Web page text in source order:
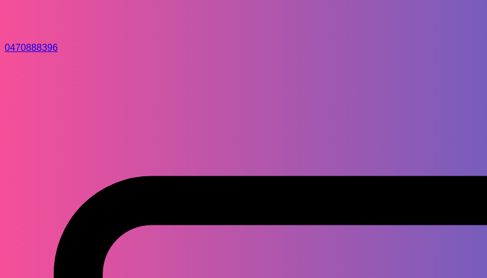
0470888396